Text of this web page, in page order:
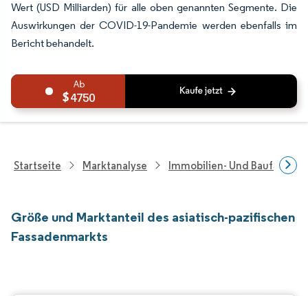
Wert (USD Milliarden) für alle oben genannten Segmente. Die
Auswirkungen der COVID-19-Pandemie werden ebenfalls im
Bericht behandelt.
4750
Startseite Marktanalyse Immobilien- Und
Größe und Marktanteil des asiatisch-pazifischen
Fassadenmarkts